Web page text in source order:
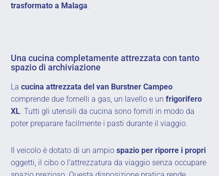
trasformato a Malaga.
Una cucina completamente attrezzata con tanto
spazio di archiviazione
Lacucina attrezzata del van Burstner Campeo
comprende due fornelli a gas, un lavello e unfrigorifero
XL. Tutti gli utensili da cucina sono forniti in modo da
poter preparare facilmente i pasti durante il viaggio.
Il veicolo è dotato di un ampiospazio per riporre i propri
oggetti, il cibo o l’attrezzatura da viaggio senza occupare